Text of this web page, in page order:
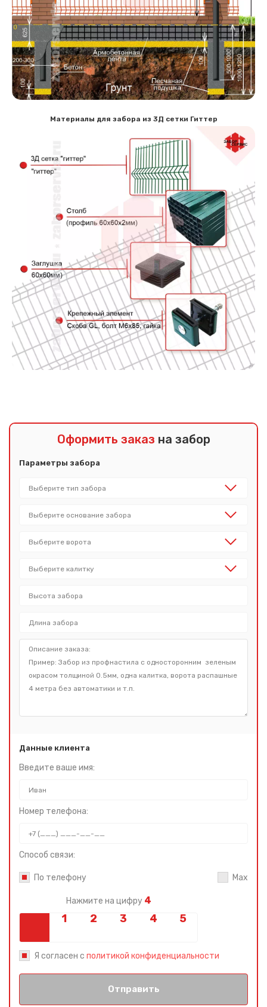
Материалы для забора из 3Д сетки Гиттер
Оформить заказ на забор
Параметры забора
Данные клиента
Введите ваше имя:
Номер телефона:
Способ связи:
По телефону Max
Нажмите на цифру 4
Я согласен с политикой конфиденциальности
Отправить